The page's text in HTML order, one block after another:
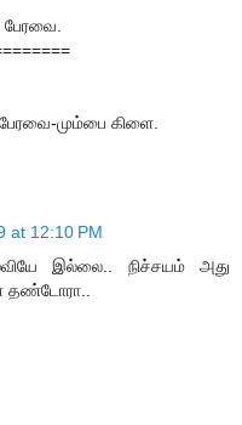
மும்பை கிளை.
at 12:10 PM
இல்லை.. நிச்சயம் அது
தண்டோரா..